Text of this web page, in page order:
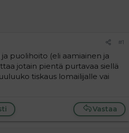
#1
puolihoito (eli aamiainen ja
jotain pientä purtavaa siellä
tiskaus lomailijalle vai
Vastaa